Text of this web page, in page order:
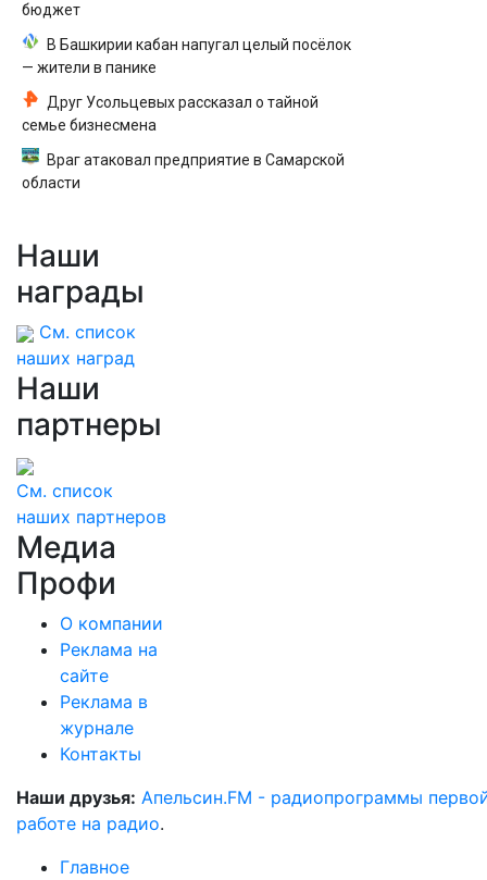
бюджет
В Башкирии кабан напугал целый посёлок
— жители в панике
Друг Усольцевых рассказал о тайной
семье бизнесмена
Враг атаковал предприятие в Самарской
области
Наши
награды
См. список
наших наград
Наши
партнеры
См. список
наших партнеров
Медиа
Профи
О компании
Реклама на
сайте
Реклама в
журнале
Контакты
Наши друзья: Апельсин.FM - радиопрограммы
работе на радио.
Главное